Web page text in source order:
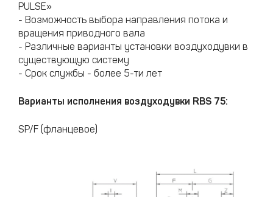
PULSE»
- Возможность выбора направления потока и
вращения приводного вала
- Различные варианты установки воздуходувки в
существующую систему
- Срок службы - более 5-ти лет
Варианты исполнения воздуходувки RBS 75:
SP/F (фланцевое)